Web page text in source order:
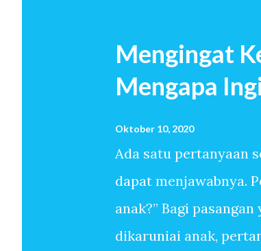
Mengingat
Mengapa
Oktober 10, 2020
Ada satu pertanyaan
dapat menjawabnya.
anak?” Bagi
dikaruniai anak,